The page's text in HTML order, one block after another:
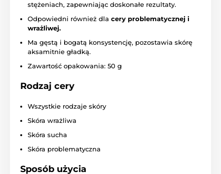
stężeniach, zapewniając doskonałe rezultaty.
Odpowiedni również dla cery problematycznej i
wrażliwej.
Ma gęstą i bogatą konsystencję, pozostawia skórę
aksamitnie gładką.
Zawartość opakowania: 50 g
Rodzaj cery
Wszystkie rodzaje skóry
Skóra wrażliwa
Skóra sucha
Skóra problematyczna
Sposób użycia